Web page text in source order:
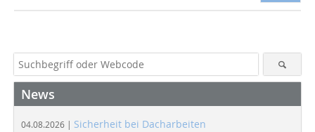
News
04.08.2026 | Sicherheit bei Dacharbeiten